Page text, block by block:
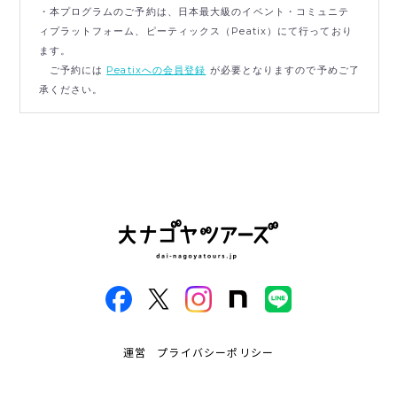
・本プログラムのご予約は、日本最大級のイベント・コミュニテ
ィプラットフォーム、ピーティックス（Peatix）にて行っており
ます。
ご予約には Peatixへの会員登録 が必要となりますので予めご了
承ください。
運営 プライバシーポリシー